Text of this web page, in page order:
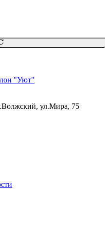
"Уют"
ул.Мира, 75